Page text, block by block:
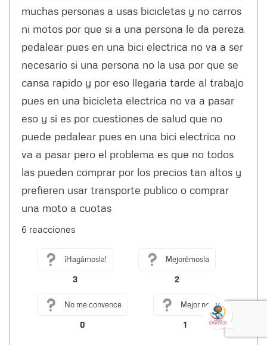
muchas personas a usas bicicletas y no carros
ni motos por que si a una persona le da pereza
pedalear pues en una bici electrica no va a ser
necesario si una persona no la usa por que se
cansa rapido y por eso llegaria tarde al trabajo
pues en una bicicleta electrica no va a pasar
eso y si es por cuestiones de salud que no
puede pedalear pues en una bici electrica no
va a pasar pero el problema es que no todos
las pueden comprar por los precios tan altos y
prefieren usar transporte publico o comprar
una moto a cuotas
6 reacciones
¡Hagámosla!
3
Mejorémosla
2
No me convence
0
Mejor no
1